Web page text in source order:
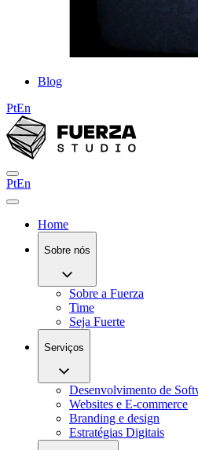
Blog
PtEn
PtEn
Home
Sobre nós
Sobre a Fuerza
Time
Seja Fuerte
Serviços
Desenvolvimento de
Websites e E-commerce
Branding e design
Estratégias Digitais